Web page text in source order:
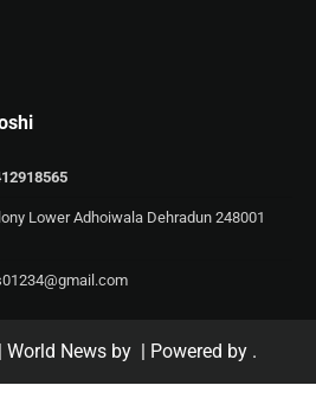
Lower Adhoiwala Dehradun 248001
| World News by | Powered by .